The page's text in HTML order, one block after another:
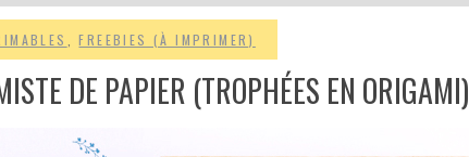
,FREEBIES (À IMPRIMER)
DE PAPIER (TROPHÉES EN ORIGAMI)